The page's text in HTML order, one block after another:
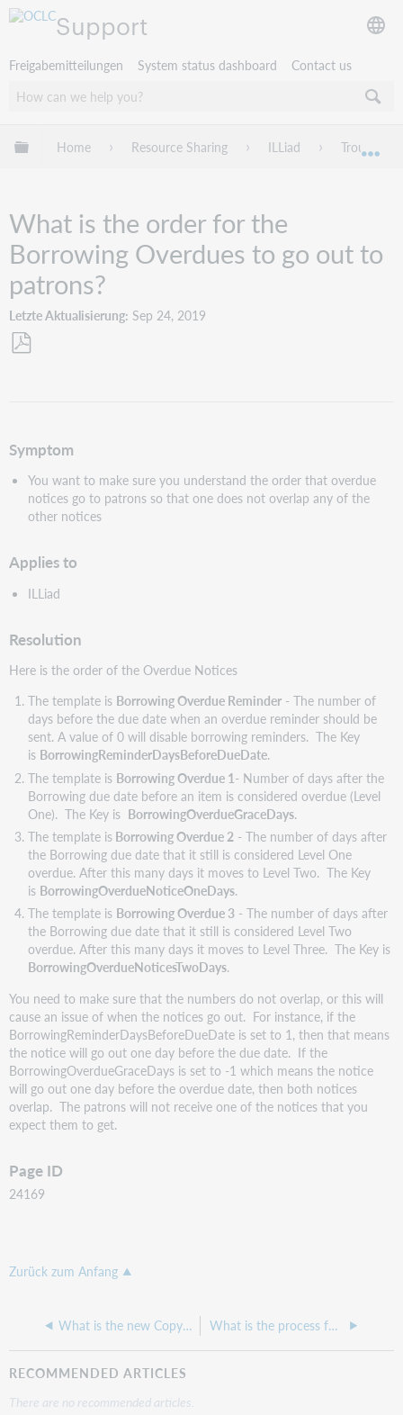
Support
Freigabemitteilungen System status dashboard Contact us
Globale Hierarchie expandieren/verbergen
Home Resource Sharing ILLiad
What is the order for the
Borrowing Overdues to go out to
patrons?
Letzte Aktualisierung Sep 24, 2019
Symptom
You want to make sure you understand the order that overdue
notices go to patrons so that one does not overlap any of the
other notices
Applies to
ILLiad
Resolution
Here is the order of the Overdue Notices
The template is Borrowing Overdue Reminder- The number of
days before the due date when an overdue reminder should be
sent. A value of 0 will disable borrowing reminders. The Key
is BorrowingReminderDaysBeforeDueDate.
The template is Borrowing Overdue 1- Number of days after the
Borrowing due date before an item is considered overdue (Level
One). The Key is BorrowingOverdueGraceDays.
The template isBorrowing Overdue 2- The number of days after
the Borrowing due date that it still is considered Level One
overdue. After this many days it moves to Level Two. The Key
is BorrowingOverdueNoticeOneDays.
The template is Borrowing Overdue 3- The number of days after
the Borrowing due date that it still is considered Level Two
overdue. After this many days it moves to Level Three. The Key is
BorrowingOverdueNoticesTwoDays.
You need to make sure that the numbers do not overlap, or this will
cause an issue of when the notices go out. For instance, if the
BorrowingReminderDaysBeforeDueDate is set to 1, then that means
the notice will go out one day before the due date. If the
BorrowingOverdueGraceDays is set to -1 which means the notice
will go out one day before the overdue date, then both notices
overlap. The patrons will not receive one of the notices that you
expect them to get.
Page ID
24169
Zurück zum Anfang
What is the new Copyright Order Handling Changes taking place in 9.2? What is the process for incorrectly sent items from a Lender in ILLiad?
RECOMMENDED ARTICLES
There are no recommended articles.